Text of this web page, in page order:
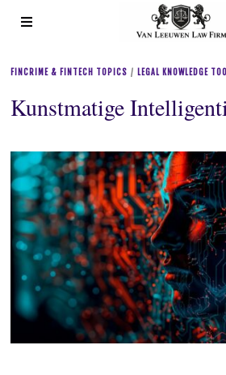
FINCRIME & FINTECH TOPICS / LEGAL KNOWLEDGE
Kunstmatige